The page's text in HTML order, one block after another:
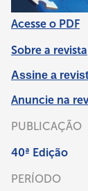
Acesse o PDF
Sobre a revista
Assine a
Anuncie na
PUBLICAÇÃO
40ª Edição
PERÍODO